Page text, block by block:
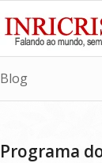
Blog
Programa